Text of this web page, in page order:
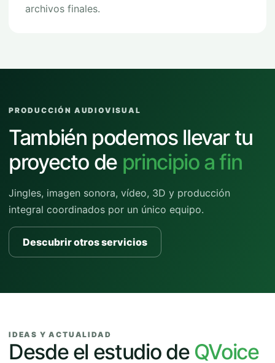
archivos finales.
PRODUCCIÓN AUDIOVISUAL
También podemos llevar tu
proyecto de principio a fin
Jingles, imagen sonora, vídeo, 3D y producción
integral coordinados por un único equipo.
Descubrir otros servicios
IDEAS Y ACTUALIDAD
Desde el estudio de QVoice